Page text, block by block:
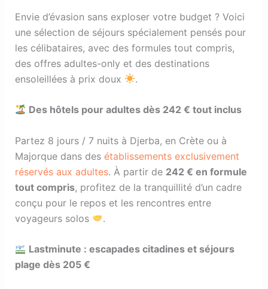
Envie d’évasion sans exploser votre budget ? Voici
une sélection de séjours spécialement pensés pour
les célibataires, avec des formules tout compris,
des offres adultes-only et des destinations
ensoleillées à prix doux
.
Des hôtels pour adultes dès 242 € tout inclus
Partez 8 jours / 7 nuits à Djerba, en Crète ou à
Majorque dans des établissements exclusivement
réservés aux adultes. À partir de 242 € en formule
tout compris, profitez de la tranquillité d’un cadre
conçu pour le repos et les rencontres entre
voyageurs solos
.
Lastminute : escapades citadines et séjours
plage dès 205 €